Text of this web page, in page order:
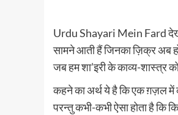
Urdu Shayari Mein Fard देखा
सामने आती हैं जिनका ज़िक्र अब
जब हम शा’इरी के काव्य-शास्त्र
कहने का अर्थ ये है कि एक ग़ज़ल में
परन्तु कभी-कभी ऐसा होता है कि